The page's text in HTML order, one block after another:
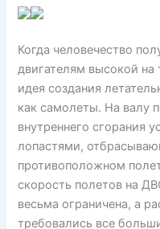
Когда человечество
двигателям высокой
идея создания
как самолеты. На валу
внутреннего сгорания
лопастями,
противоположном
скорость полетов на
весьма ограничена, а
требовались все